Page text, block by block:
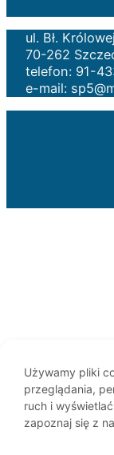
ul. Bł.
70-262
telefon: 91-
e-mail:
Używamy pliki
przeglądania,
ruch i
zapoznaj się z